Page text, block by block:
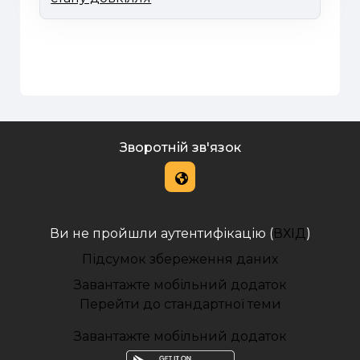
Зворотній зв'язок
Ви не пройшли аутентифікацію (ВХІД )
Підсумок збереження даних
Завантажте мобільний додаток
Перейти до стандартної теми
Завантажте мобільний додаток